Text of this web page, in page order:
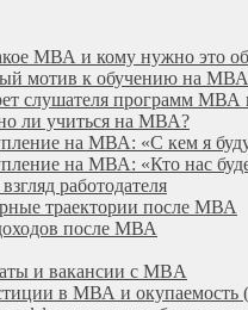
МВА и кому нужно это
мотив к обучению на МВА
слушателя программ МВА
ли учиться на МВА?
на МВА: «С кем я буду
на МВА: «Кто нас
работодателя
траектории после МВА
после МВА
и вакансии с MBA
в МВА и окупаемость